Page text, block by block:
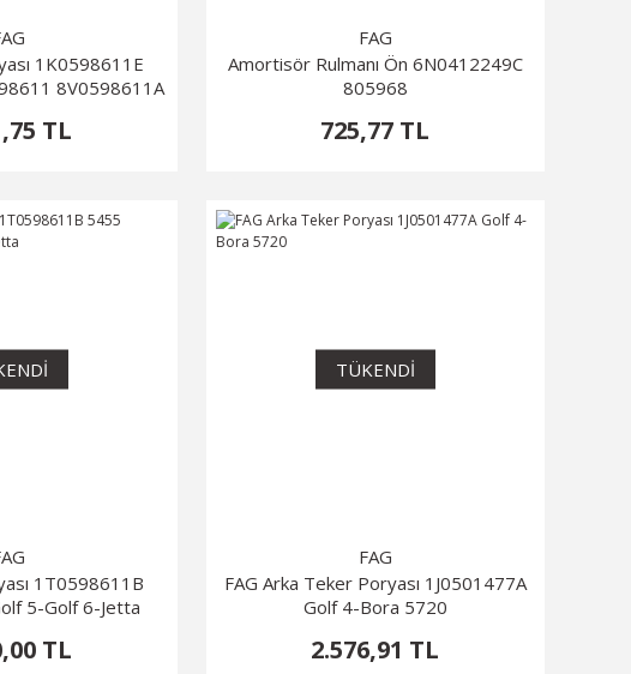
1K0598611E
8V0598611A
TL
FAG
Amortisör Rulmanı Ön 6N0412249C
805968
725,77 TL
1T0598611B
5-Golf 6-Jetta
TL
TÜKENDİ
FAG
FAG Arka Teker Poryası 1J0501477A
Golf 4-Bora 5720
2.576,91 TL